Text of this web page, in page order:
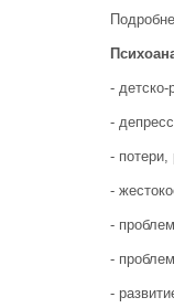
- детско-
-
- потери,
-
-
-
-